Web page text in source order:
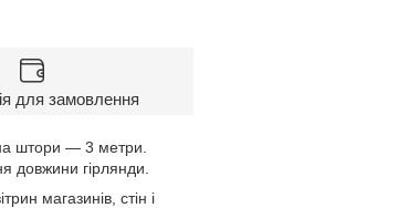
для замовлення
штори — 3 метри.
довжини гірлянди.
магазинів, стін і